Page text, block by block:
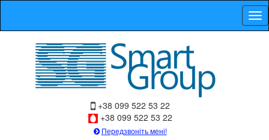
+38 099 522 53 22
+38 099 522 53 22
Передзвоніть мені!